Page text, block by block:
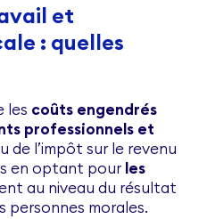
et
: quelles
les coûts engendrés
professionnels et
de l’impôt sur le revenu
en optant pourles
au niveau du résultat
personnes morales.